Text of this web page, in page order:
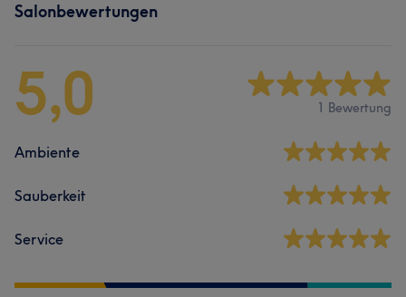
Salonbewertungen
5,0 1 Bewertung
Ambiente
Sauberkeit
Service